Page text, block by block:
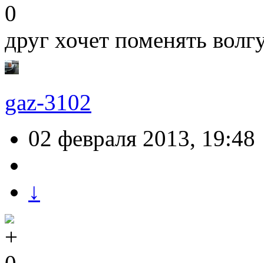
0
друг хочет поменять
gaz-3102
02 февраля 2013, 19:48
↓